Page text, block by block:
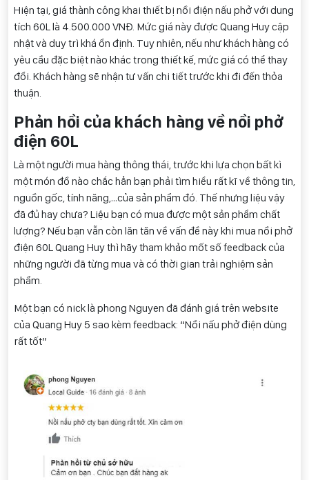
Hiện tại, giá thành công khai thiết bị nồi điện nấu phở với dung
tích 60L là 4.500.000 VNĐ. Mức giá này được Quang Huy cập
nhật và duy trì khá ổn định. Tuy nhiên, nếu như khách hàng có
yêu cầu đặc biệt nào khác trong thiết kế, mức giá có thể thay
đổi. Khách hàng sẽ nhận tư vấn chi tiết trước khi đi đến thỏa
thuận.
Phản hồi của khách hàng về nồi phở
điện 60L
Là một người mua hàng thông thái, trước khi lựa chọn bất kì
một món đồ nào chắc hẳn bạn phải tìm hiểu rất kĩ về thông tin,
nguồn gốc, tính năng,…của sản phẩm đó. Thế nhưng liệu vậy
đã đủ hay chưa? Liệu bạn có mua được một sản phẩm chất
lượng? Nếu bạn vẫn còn lăn tăn về vấn đề này khi mua nồi phở
điện 60L Quang Huy thì hãy tham khảo mốt số feedback của
những người đã từng mua và có thời gian trải nghiệm sản
phẩm.
Một bạn có nick là phong Nguyen đã đánh giá trên website
của Quang Huy 5 sao kèm feedback: “Nồi nấu phở điện dùng
rất tốt”